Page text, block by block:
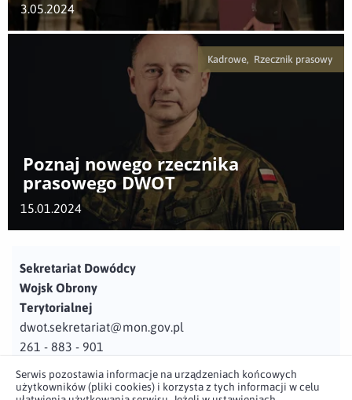
3.05.2024
Kadrowe, Rzecznik prasowy
Poznaj nowego rzecznika
prasowego DWOT
15.01.2024
Sekretariat Dowódcy
Wojsk Obrony
Terytorialnej
dwot.sekretariat@mon.gov.pl
261 - 883 - 901
Adres
Serwis pozostawia informacje na urządzeniach końcowych
użytkowników (pliki cookies) i korzysta z tych informacji w celu